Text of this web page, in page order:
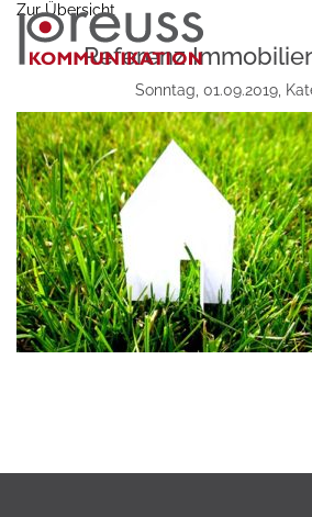
Zur Übersicht
Referenz
Sonntag, 01.09.2019,